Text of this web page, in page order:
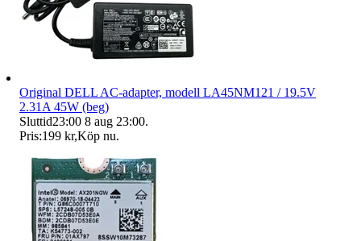
Original DELL AC-adapter, modell LA45NM121 / 19.5V
2.31A 45W (beg)
Sluttid23:00 8 aug 23:00.
Pris:199 kr,Köp nu.